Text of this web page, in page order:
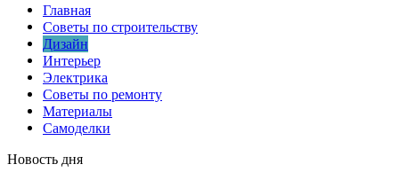
Главная
Советы по строительству
Дизайн
Интерьер
Электрика
Советы по ремонту
Материалы
Самоделки
Новость дня